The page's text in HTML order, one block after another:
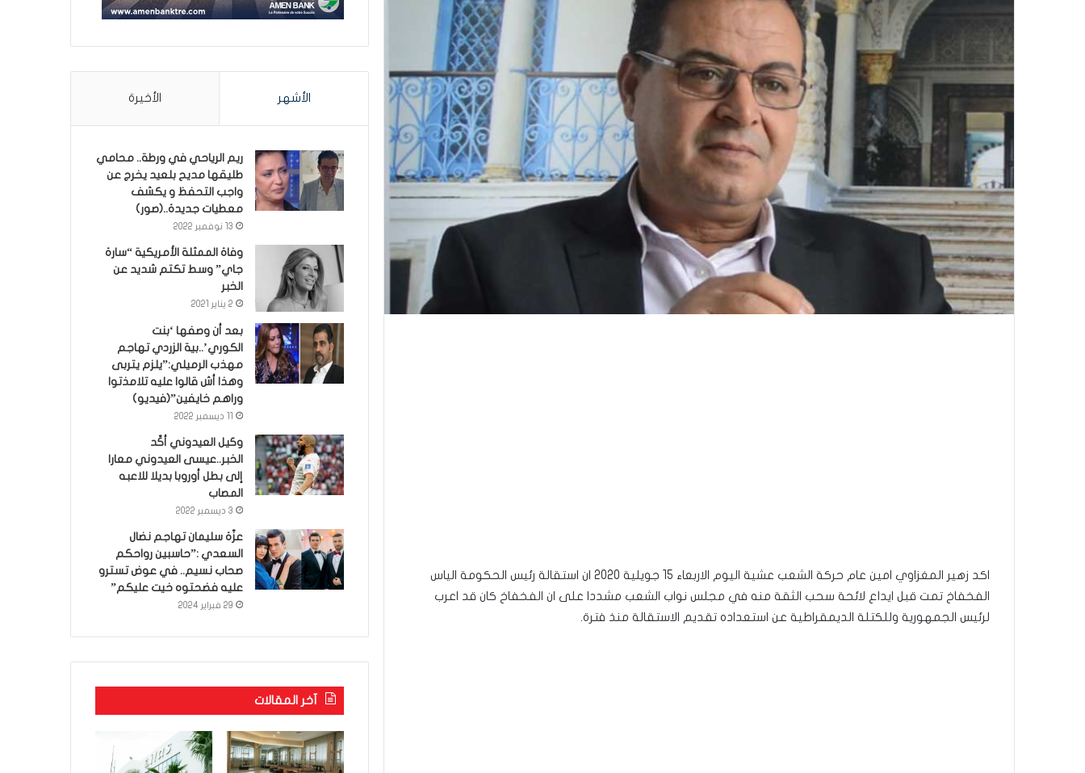
اكد زهير المغزاوي امين عام حركة الشعب عشية اليوم الاربعاء 15 جويلية 2020 ان استقالة رئيس الحكومة الياس
الفخفاخ تمت قبل ايداع لائحة سحب الثقة منه في مجلس نواب الشعب مشددا على ان الفخفاخ كان قد اعرب
لرئيس الجمهورية وللكتلة الديمقراطية عن استعداده تقديم الاستقالة منذ فترة.
الأشهر الأخيرة
ريم الرياحي في ورطة.. محامي
طليقها مديح بلعيد يخرج عن
واجب التحفظ و يكشف
معطيات جديدة..(صور)
13 نوفمبر 2022
وفاة الممثلة الأمريكية “سارة
جاي” وسط تكتم شديد عن
الخبر
2 يناير 2021
بعد أن وصفها ‘بنت
الكوري’..بية الزردي تهاجم
مهذب الرميلي:”يلزم يتربى
وهذا أش قالوا عليه تلامذتوا
وراهم خايفين”(فيديو)
وكيل العيدوني أكّد
الخبر..عيسى العيدوني معارا
إلى بطل أوروبا بديلا للاعبه
المصاب
3 ديسمبر 2022
عزّة سليمان تهاجم نضال
السعدي :”حاسبين رواحكم
صحاب نسيم.. في عوض تسترو
عليه فضحتوه خيت عليكم”
29 فبراير 2024
آخر المقالات